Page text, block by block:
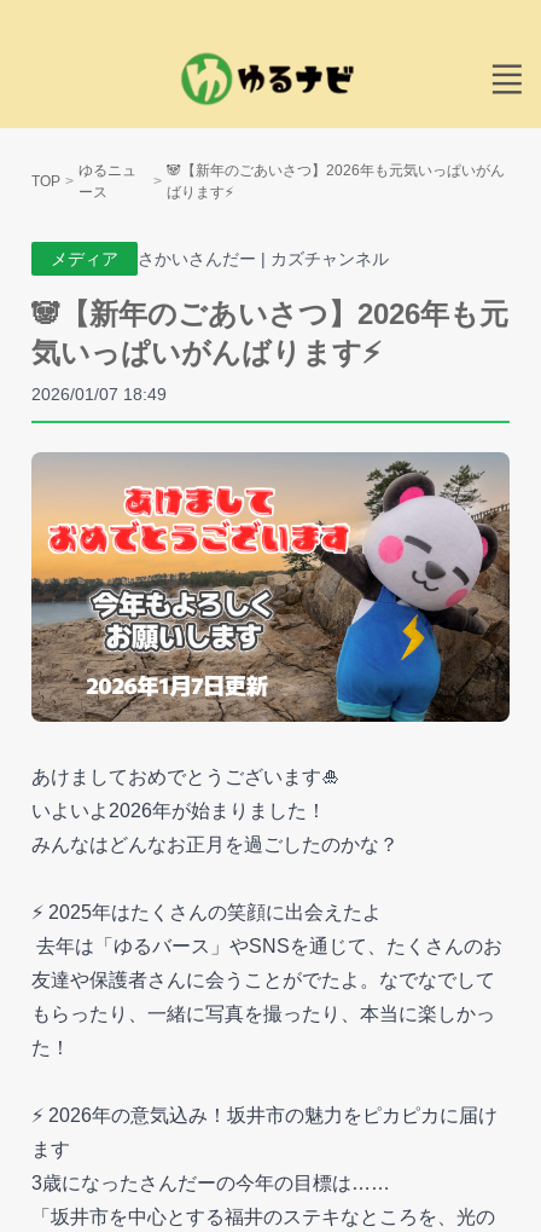
TOP
ゆるニュ
ース
🐼【新年のごあいさつ】2026年も元気いっぱいがん
ばります⚡️
メディア さかいさんだー | カズチャンネル
🐼【新年のごあいさつ】2026年も元
気いっぱいがんばります⚡️
2026/01/07 18:49
あけましておめでとうございます🎍
いよいよ2026年が始まりました！
みんなはどんなお正月を過ごしたのかな？
⚡️ 2025年はたくさんの笑顔に出会えたよ
去年は「ゆるバース」やSNSを通じて、たくさんのお
友達や保護者さんに会うことがでたよ。なでなでして
もらったり、一緒に写真を撮ったり、本当に楽しかっ
た！
⚡️ 2026年の意気込み！坂井市の魅力をピカピカに届け
ます
3歳になったさんだーの今年の目標は……
「坂井市を中心とする福井のステキなところを、光の